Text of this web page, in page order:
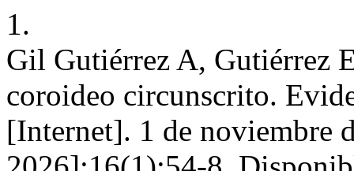
1.
Gil Gutiérrez A, Gutiérrez
coroideo circunscrito.
[Internet]. 1 de noviembre